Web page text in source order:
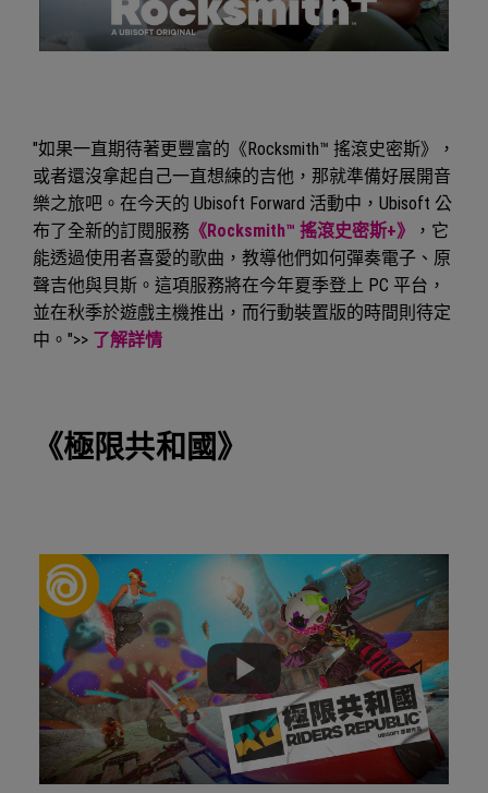
"如果一直期待著更豐富的《Rocksmith™ 搖滾史密斯》，
或者還沒拿起自己一直想練的吉他，那就準備好展開音
樂之旅吧。在今天的 Ubisoft Forward 活動中，Ubisoft 公
布了全新的訂閱服務 《Rocksmith™ 搖滾史密斯+》
，它
能透過使用者喜愛的歌曲，教導他們如何彈奏電子、原
聲吉他與貝斯。這項服務將在今年夏季登上 PC 平台，
並在秋季於遊戲主機推出，而行動裝置版的時間則待定
中。">> 了解詳情
《極限共和國》